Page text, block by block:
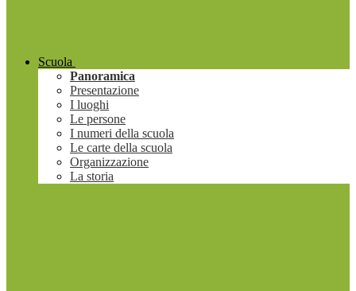
Scuola
Panoramica
Presentazione
I luoghi
Le persone
I numeri della scuola
Le carte della scuola
Organizzazione
La storia